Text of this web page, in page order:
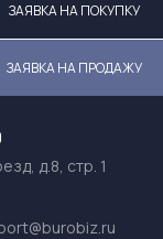
ЗАЯВКА НА ПОКУПКУ
ЗАЯВКА НА ПРОДАЖУ
д.8, стр. 1